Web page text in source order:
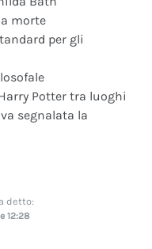
morte
per gli
Potter tra luoghi
segnalata la
detto:
12:28